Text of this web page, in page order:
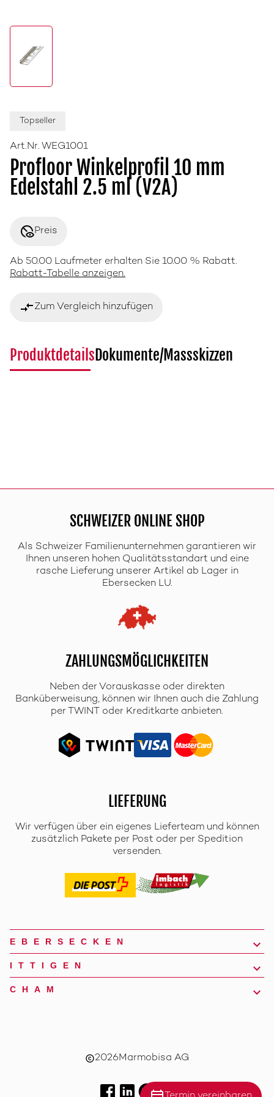
Topseller
Art.Nr. WEG1001
Profloor Winkelprofil 10 mm
Edelstahl 2.5 ml (V2A)
disabled_visiblePreis
Ab 50.00 Laufmeter erhalten Sie 10.00 % Rabatt.
Rabatt-Tabelle anzeigen.
compare_arrowsZum Vergleich hinzufügen
ProduktdetailsDokumente/Massskizzen
SCHWEIZER ONLINE SHOP
Als Schweizer Familienunternehmen garantieren wir
Ihnen unseren hohen Qualitätsstandart und eine
rasche Lieferung unserer Artikel ab Lager in
Ebersecken LU.
ZAHLUNGSMÖGLICHKEITEN
Neben der Vorauskasse oder direkten
Banküberweisung, können wir Ihnen auch die Zahlung
per TWINT oder Kreditkarte anbieten.
LIEFERUNG
Wir verfügen über ein eigenes Lieferteam und können
zusätzlich Pakete per Post oder per Spedition
versenden.
EBERSECKEN
ITTIGEN
CHAM
copyright2026Marmobisa AG